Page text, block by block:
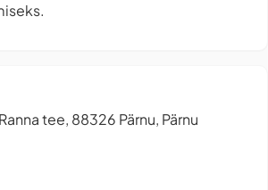
Ranna tee, 88326 Pärnu, Pärnu